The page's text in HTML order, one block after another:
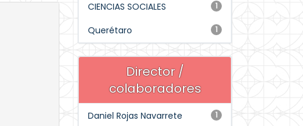
1
CIENCIAS SOCIALES
1
Querétaro
Director /
colaboradores
1
Daniel Rojas Navarrete